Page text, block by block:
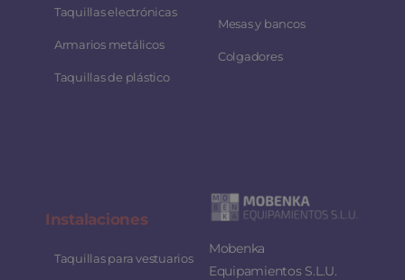
Taquillas electrónicas
Armarios metálicos
Taquillas de plástico
Mesas y bancos
Colgadores
Instalaciones
Taquillas para vestuarios
Mobenka
Equipamientos S.L.U.